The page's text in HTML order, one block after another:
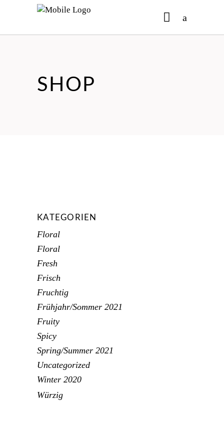
SHOP
KATEGORIEN
Floral
Floral
Fresh
Frisch
Fruchtig
Frühjahr/Sommer 2021
Fruity
Spicy
Spring/Summer 2021
Uncategorized
Winter 2020
Würzig